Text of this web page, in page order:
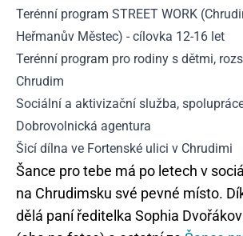
Terénní program STREET WORK
Heřmanův Městec) - cílovka 12-16 let
Terénní program pro rodiny s dětmi,
Chrudim
Sociální a aktivizační služba,
Dobrovolnická agentura
Šicí dílna ve Fortenské ulici v Chrudimi
Šance pro tebe má po letech v
na Chrudimsku své pevné místo.
dělá paní ředitelka Sophia